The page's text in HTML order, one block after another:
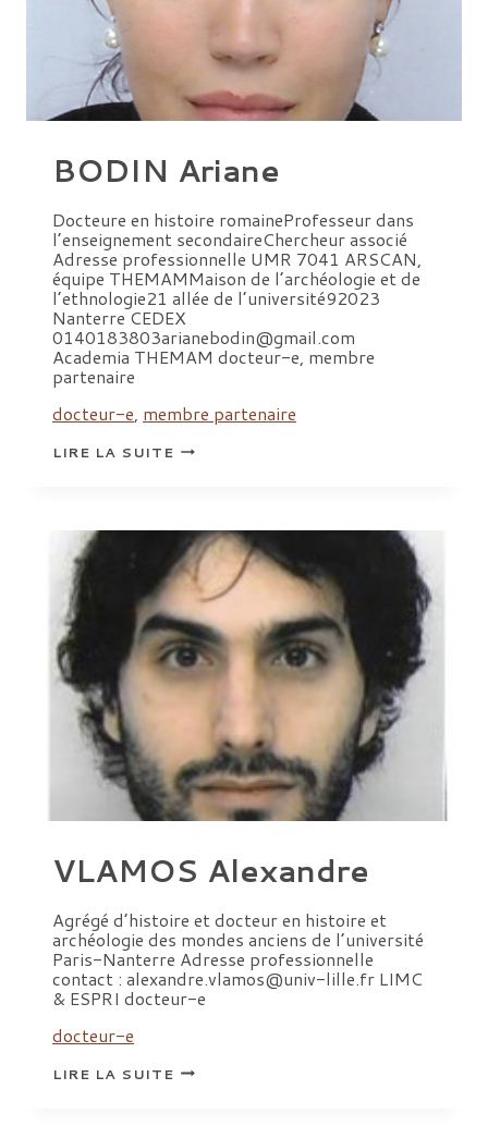
BODIN Ariane
Docteure en histoire romaineProfesseur dans
l’enseignement secondaireChercheur associé
Adresse professionnelle UMR 7041 ARSCAN,
équipe THEMAMMaison de l’archéologie et de
l’ethnologie21 allée de l’université92023
Nanterre CEDEX
0140183803arianebodin@gmail.com
Academia THEMAM docteur-e, membre
partenaire
docteur-e, membre partenaire
LIRE LA SUITEBODIN
ARIANE
VLAMOS Alexandre
Agrégé d’histoire et docteur en histoire et
archéologie des mondes anciens de l’université
Paris-Nanterre Adresse professionnelle
contact : alexandre.vlamos@univ-lille.fr LIMC
& ESPRI docteur-e
docteur-e
LIRE LA SUITEVLAMOS
ALEXANDRE